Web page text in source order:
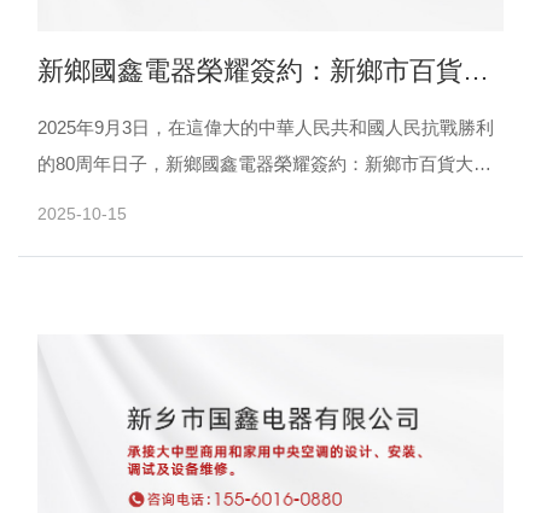
新鄉國鑫電器榮耀簽約：新鄉市百貨大
樓中央空調項目
2025年9月3日，在這偉大的中華人民共和國人民抗戰勝利
的80周年日子，新鄉國鑫電器榮耀簽約：新鄉市百貨大樓
2025-10-15